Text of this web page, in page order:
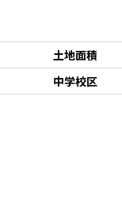
土地面積
中学校区